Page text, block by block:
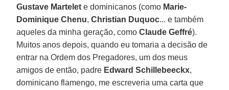
Gustave Martelete dominicanos (como Marie-
Dominique Chenu,Christian Duquoc... e também
aqueles da minha geração, comoClaude Geffré).
Muitos anos depois, quando eu tomaria a decisão de
entrar na Ordem dos Pregadores, um dos meus
amigos de então, padre Edward Schillebeeckx,
dominicano flamengo, me escreveria uma carta que